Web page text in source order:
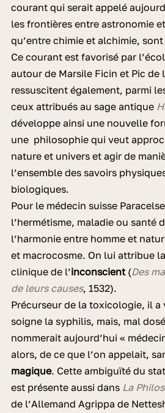
courant qui serait appelé
les frontières entre astronomie
qu’entre chimie et alchimie,
Ce courant est favorisé par
autour de Marsile Ficin et Pic de
ressuscitent également, parmi
ceux attribués au sage antique
développe ainsi une nouvelle
une philosophie qui veut
nature et univers et agir de
l’ensemble des savoirs
biologiques.
Pour le médecin suisse
l’hermétisme, maladie ou santé
l’harmonie entre homme et
et macrocosme. On lui attribue
clinique de l’inconscient(Des
de leurs causes, 1532).
Précurseur de la toxicologie, il a
soigne la syphilis, mais, mal
nommerait aujourd’hui «
alors, de ce que l’on appelait,
magique. Cette ambiguïté du
est présente aussi dans La
de l’Allemand Agrippa de